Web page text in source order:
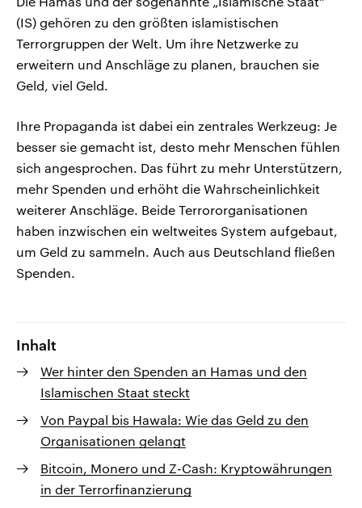
(IS) gehören zu den größten islamistischen
Terrorgruppen der Welt. Um ihre Netzwerke zu
erweitern und Anschläge zu planen, brauchen sie
Geld, viel Geld.
Ihre Propaganda ist dabei ein zentrales Werkzeug: Je
besser sie gemacht ist, desto mehr Menschen fühlen
sich angesprochen. Das führt zu mehr Unterstützern,
mehr Spenden und erhöht die Wahrscheinlichkeit
weiterer Anschläge. Beide Terrororganisationen
haben inzwischen ein weltweites System aufgebaut,
um Geld zu sammeln. Auch aus Deutschland fließen
Spenden.
Inhalt
Wer hinter den Spenden an Hamas und den
Islamischen Staat steckt
Von Paypal bis Hawala: Wie das Geld zu den
Organisationen gelangt
Bitcoin, Monero und Z-Cash: Kryptowährungen
in der Terrorfinanzierung